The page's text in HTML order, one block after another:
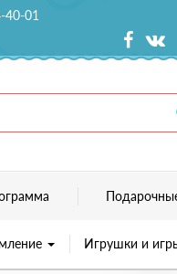
40-01
Игрушки и